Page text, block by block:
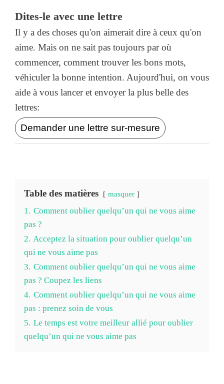
Dites-le avec une lettre
Il y a des choses qu'on aimerait dire à ceux qu'on
aime. Mais on ne sait pas toujours par où
commencer, comment trouver les bons mots,
véhiculer la bonne intention. Aujourd'hui, on vous
aide à vous lancer et envoyer la plus belle des
lettres:
Demander une lettre sur-mesure
Table des matières masquer
1. Comment oublier quelqu’un qui ne vous aime
pas ?
2. Acceptez la situation pour oublier quelqu’un
qui ne vous aime pas
3. Comment oublier quelqu’un qui ne vous aime
pas ? Coupez les liens
4. Comment oublier quelqu’un qui ne vous aime
pas : prenez soin de vous
5. Le temps est votre meilleur allié pour oublier
quelqu’un qui ne vous aime pas